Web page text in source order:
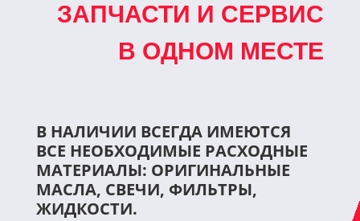
ЗАПЧАСТИ И СЕРВИС
В ОДНОМ МЕСТЕ
В НАЛИЧИИ ВСЕГДА ИМЕЮТСЯ
ВСЕ НЕОБХОДИМЫЕ РАСХОДНЫЕ
МАТЕРИАЛЫ: ОРИГИНАЛЬНЫЕ
МАСЛА, СВЕЧИ, ФИЛЬТРЫ,
ЖИДКОСТИ.